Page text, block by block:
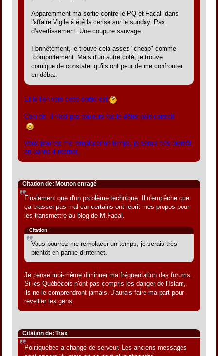
Apparemment ma sortie contre le PQ et Facal dans
l'affaire Vigile à été la cerise sur le sunday. Pas
d'avertissement. Une coupure sauvage.
Honnêtement, je trouve cela assez "cheap" comme
comportement. Mais d'un autre coté, je trouve
comique de constater qu'ils ont peur de me confronter
en débat.
Et le lien vers cette sortie est
Ceci dit, il n'est pas toujours facile d'être politicorrect!
Vous pourrez me remplacer un temps, je serais très bientôt
en panne d'internet.
Citation de: Mouton enragé
Finalement que d'un problème technique. Il n'empêche que
ça brasser pas mal car certains ont reprit mes propos pour
les transmettre au blog de M.Facal.
Citation
Vous pourrez me remplacer un temps, je serais très
bientôt en panne d'internet.
Je pense moi-même diminuer ma fréquentation des forums.
Si les Québécois n'ont pas compris les danger de l'Islam,
ils ne le comprendront jamais. J'aurais faire ma part pour
réveiller les gens.
Citation de: Trax
Politiquébec a changé de serveur. Les anciens messages